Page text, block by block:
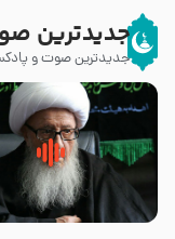
جدیدترین
جدیدترین صوت و
زوّار اربعین امام حسین
السلام) با این اشتیاق به